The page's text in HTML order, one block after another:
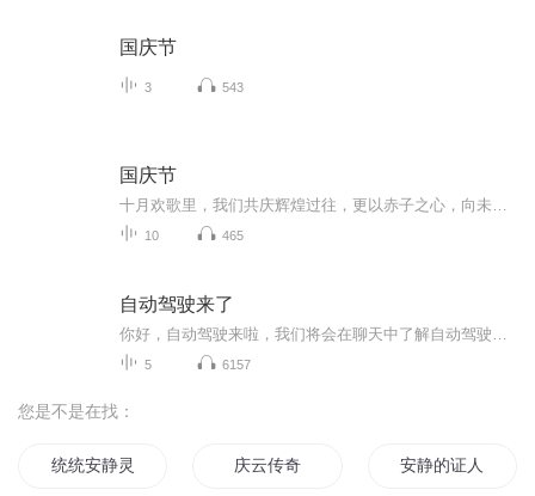
国庆节
3 543
国庆节
10 465
自动驾驶来了
5 6157
您是不是在找：
统统安静灵师大小姐驾到 庆云传奇 安静的证人